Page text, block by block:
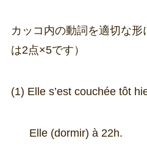
カッコ内の動詞を適切な
は2点×5です）
(1) Elle s’est couchée tôt
Elle (dormir) à 22h.